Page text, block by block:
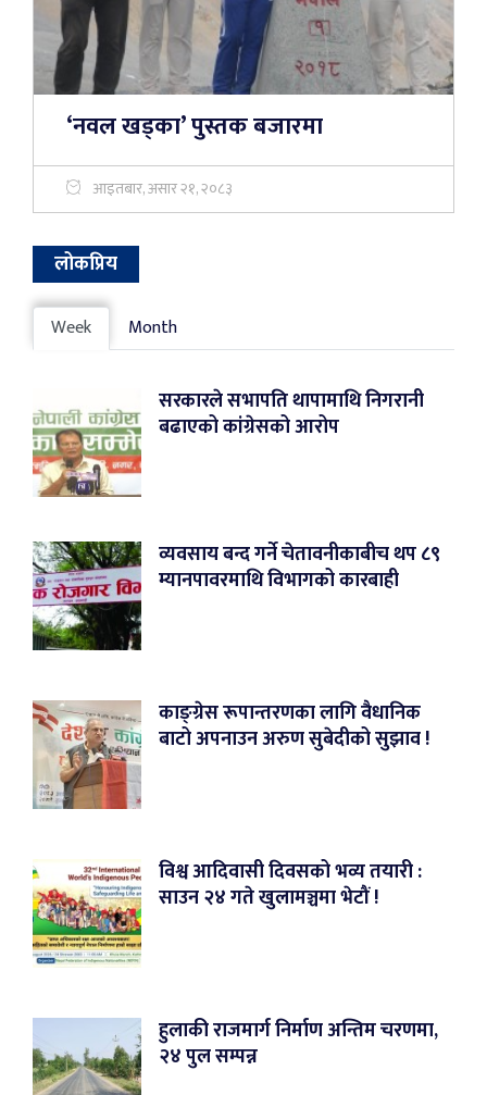
‘नवल खड्का’ पुस्तक बजारमा
आइतबार, असार २१, २०८३
लोकप्रिय
Week Month
सरकारले सभापति थापामाथि निगरानी
बढाएको कांग्रेसको आरोप
व्यवसाय बन्द गर्ने चेतावनीकाबीच थप ८९
म्यानपावरमाथि विभागको कारबाही
काङ्ग्रेस रूपान्तरणका लागि वैधानिक
बाटो अपनाउन अरुण सुबेदीको सुझाव !
विश्व आदिवासी दिवसको भव्य तयारी :
साउन २४ गते खुलामञ्चमा भेटौं !
हुलाकी राजमार्ग निर्माण अन्तिम चरणमा,
२४ पुल सम्पन्न